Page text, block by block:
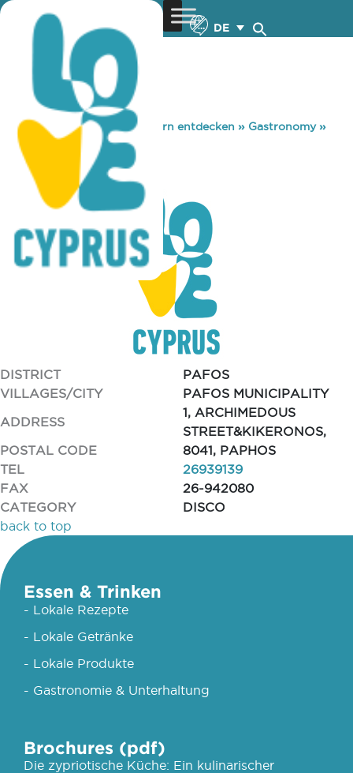
DE
You are here: Home »Zypern entdecken » Gastronomy»
LOFT CLUB
LOFT CLUB
DISTRICT
PAFOS
VILLAGES/CITY
PAFOS MUNICIPALITY
ADDRESS
1, ARCHIMEDOUS
STREET&KIKERONOS,
POSTAL CODE
8041, PAPHOS
TEL
26939139
FAX
26-942080
CATEGORY
DISCO
back to top
Essen & Trinken
- Lokale Rezepte
- Lokale Getränke
- Lokale Produkte
- Gastronomie & Unterhaltung
Brochures (pdf)
Die zypriotische Küche: Ein kulinarischer